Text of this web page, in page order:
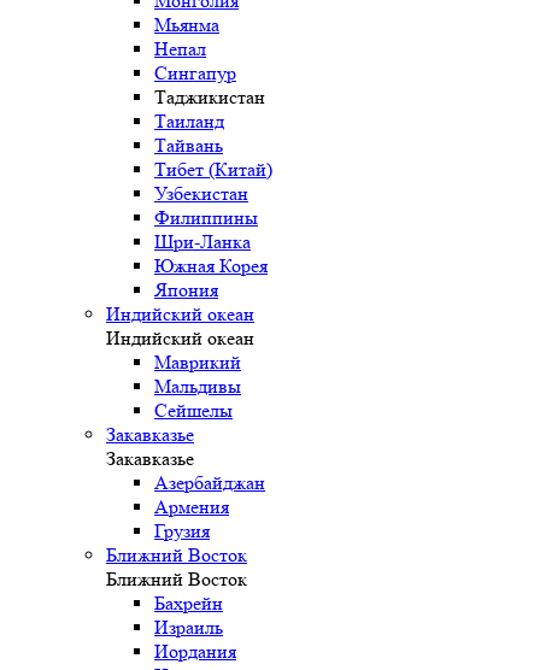
Мьянма
Непал
Сингапур
Таджикистан
Таиланд
Тайвань
Тибет (Китай)
Узбекистан
Филиппины
Шри-Ланка
Южная Корея
Япония
Индийский океан
Индийский океан
Маврикий
Мальдивы
Сейшелы
Закавказье
Закавказье
Азербайджан
Армения
Грузия
Ближний Восток
Ближний Восток
Бахрейн
Израиль
Иордания